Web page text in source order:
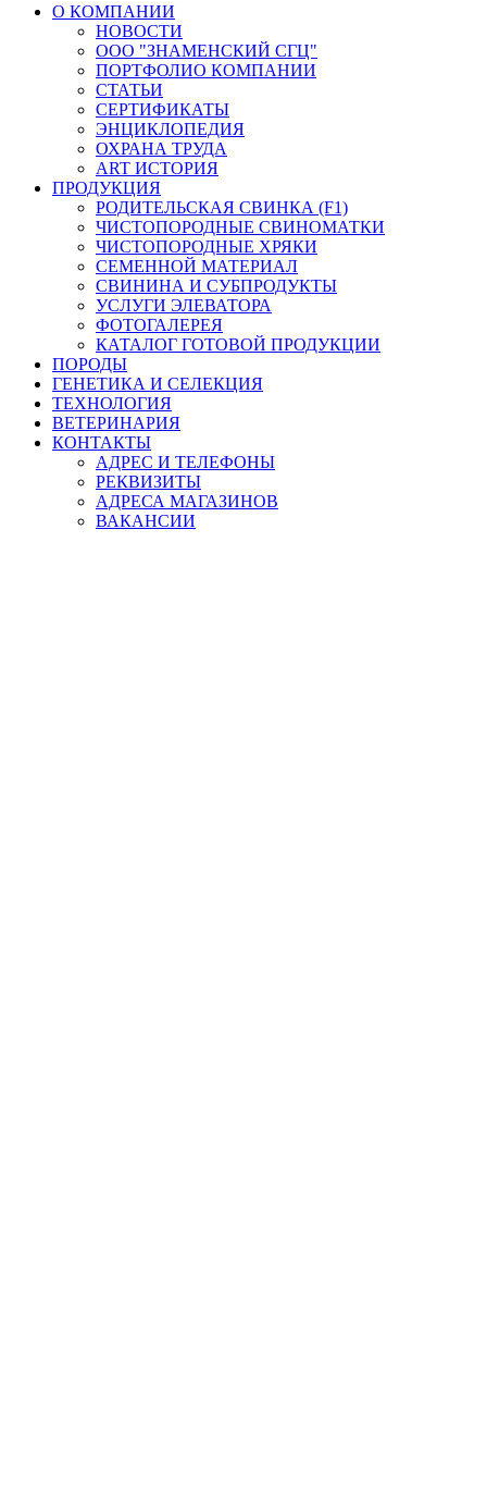
О КОМПАНИИ
НОВОСТИ
ООО "ЗНАМЕНСКИЙ СГЦ"
ПОРТФОЛИО КОМПАНИИ
СТАТЬИ
СЕРТИФИКАТЫ
ЭНЦИКЛОПЕДИЯ
ОХРАНА ТРУДА
ART ИСТОРИЯ
ПРОДУКЦИЯ
РОДИТЕЛЬСКАЯ СВИНКА (F1)
ЧИСТОПОРОДНЫЕ СВИНОМАТКИ
ЧИСТОПОРОДНЫЕ ХРЯКИ
СЕМЕННОЙ МАТЕРИАЛ
СВИНИНА И СУБПРОДУКТЫ
УСЛУГИ ЭЛЕВАТОРА
ФОТОГАЛЕРЕЯ
КАТАЛОГ ГОТОВОЙ ПРОДУКЦИИ
ПОРОДЫ
ГЕНЕТИКА И СЕЛЕКЦИЯ
ТЕХНОЛОГИЯ
ВЕТЕРИНАРИЯ
КОНТАКТЫ
АДРЕС И ТЕЛЕФОНЫ
РЕКВИЗИТЫ
АДРЕСА МАГАЗИНОВ
ВАКАНСИИ